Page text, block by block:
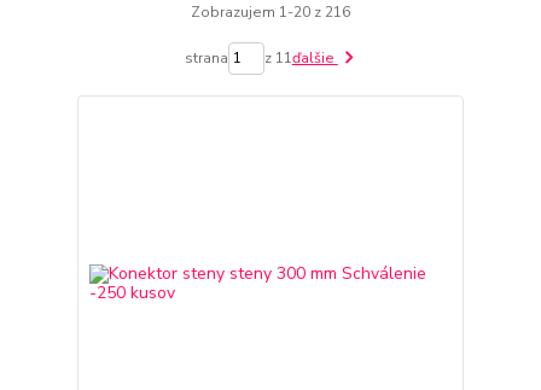
Zobrazujem 1-20 z 216
strana z 11ďalšie